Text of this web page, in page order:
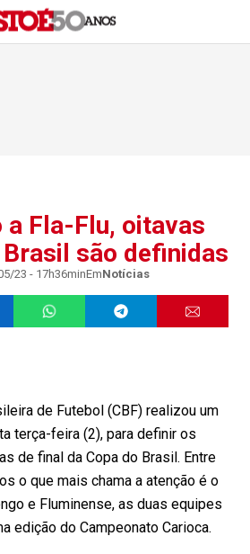
a Fla-Flu, oitavas
Brasil são definidas
23 - 17h36minEmNotícias
de Futebol (CBF) realizou um
terça-feira (2), para definir os
de final da Copa do Brasil. Entre
o que mais chama a atenção é o
e Fluminense, as duas equipes
edição do Campeonato Carioca.